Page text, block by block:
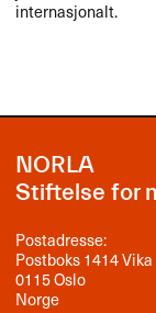
internasjonalt.
NORLA
Stiftelse for
Postadresse:
Postboks 1414 Vika
0115 Oslo
Norge